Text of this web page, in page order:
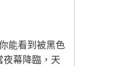
能看到被黑色
幕降臨，天